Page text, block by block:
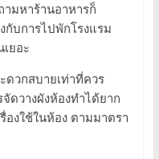
มหาร้านอาหารก็
บการไปพักโรงแรม
ยอะ
วกสบายเท่าที่ควร
จัดวางผังห้องทำได้ยาก
องใช้ในห้อง ตามมาตรา